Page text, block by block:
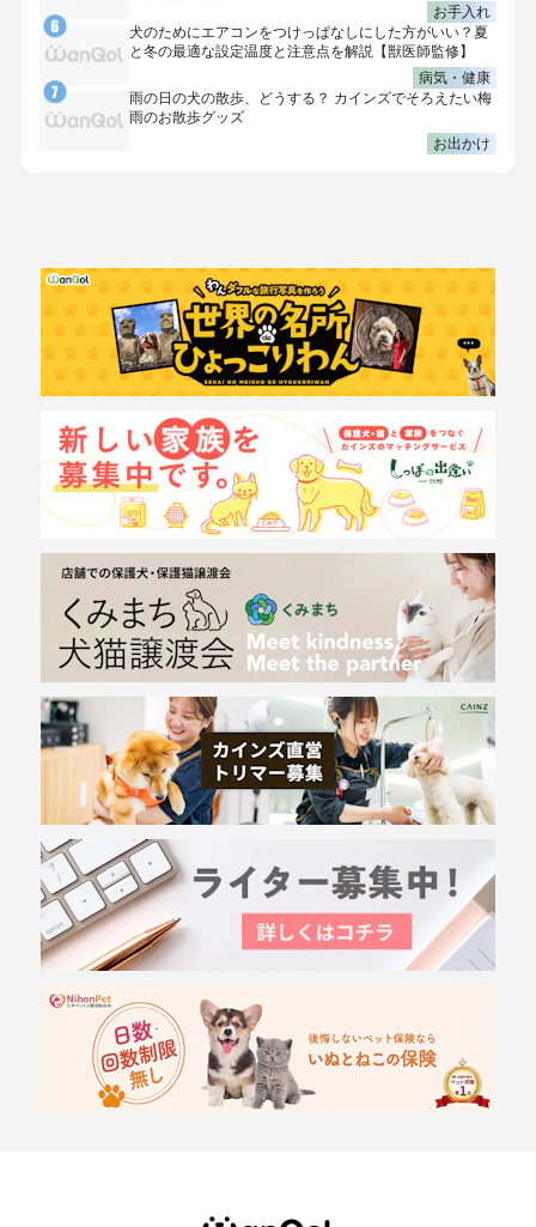
お手入れ
犬のためにエアコンをつけっぱなしにした方がいい？夏
と冬の最適な設定温度と注意点を解説【獣医師監修】
病気・健康
雨の日の犬の散歩、どうする？ カインズでそろえたい梅
雨のお散歩グッズ
お出かけ